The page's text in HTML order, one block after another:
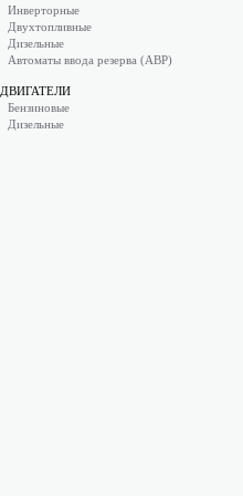
Инверторные
Двухтопливные
Дизельные
Автоматы ввода резерва (АВР)
ДВИГАТЕЛИ
Бензиновые
Дизельные